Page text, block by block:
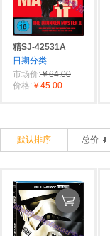
精SJ-42531A
日期分类 ...
市场价:￥64.00
价格: ￥45.00
默认排序 总价